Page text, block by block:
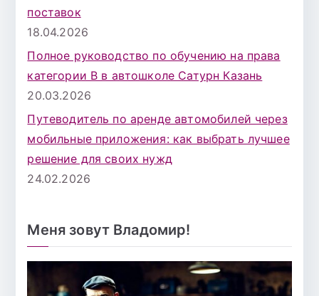
поставок
18.04.2026
Полное руководство по обучению на права
категории B в автошколе Сатурн Казань
20.03.2026
Путеводитель по аренде автомобилей через
мобильные приложения: как выбрать лучшее
решение для своих нужд
24.02.2026
Меня зовут Владомир!